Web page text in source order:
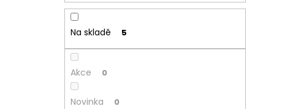
Na skladě 5
Akce 0
Novinka 0